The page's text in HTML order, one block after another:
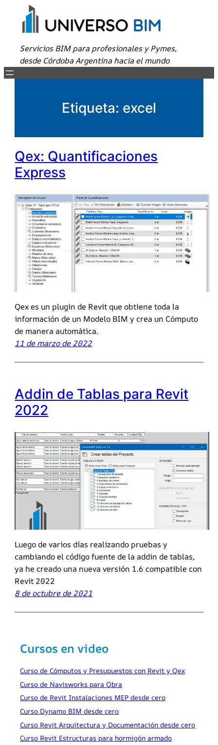
Servicios BIM para profesionales y Pymes,
desde Córdoba Argentina hacia el mundo
Etiqueta: excel
Qex: Quantificaciones
Express
Qex es un plugin de Revit que obtiene toda la
información de un Modelo BIM y crea un Cómputo
de manera automática.
11 de marzo de 2022
Addin de Tablas para Revit
2022
Luego de varios días realizando pruebas y
cambiando el código fuente de la addin de tablas,
ya he creado una nueva versión 1.6 compatible con
Revit 2022
8 de octubre de 2021
Cursos en video
Curso de Cómputos y Presupuestos con Revit y Qex
Curso de Navisworks para Obra
Curso de Revit Instalaciones MEP desde cero
Curso Dynamo BIM desde cero
Curso Revit Arquitectura y Documentación desde cero
Curso Revit Estructuras para hormigón armado